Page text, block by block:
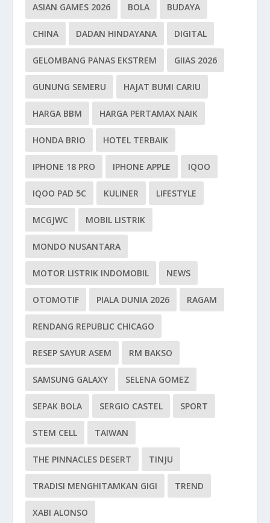
ASIAN GAMES 2026 BOLA BUDAYA
CHINA DADAN HINDAYANA DIGITAL
GELOMBANG PANAS EKSTREM GIIAS 2026
GUNUNG SEMERU HAJAT BUMI CARIU
HARGA BBM HARGA PERTAMAX NAIK
HONDA BRIO HOTEL TERBAIK
IPHONE 18 PRO IPHONE APPLE IQOO
IQOO PAD 5C KULINER LIFESTYLE
MCGJWC MOBIL LISTRIK
MONDO NUSANTARA
MOTOR LISTRIK INDOMOBIL NEWS
OTOMOTIF PIALA DUNIA 2026 RAGAM
RENDANG REPUBLIC CHICAGO
RESEP SAYUR ASEM RM BAKSO
SAMSUNG GALAXY SELENA GOMEZ
SEPAK BOLA SERGIO CASTEL SPORT
STEM CELL TAIWAN
THE PINNACLES DESERT TINJU
TRADISI MENGHITAMKAN GIGI TREND
XABI ALONSO